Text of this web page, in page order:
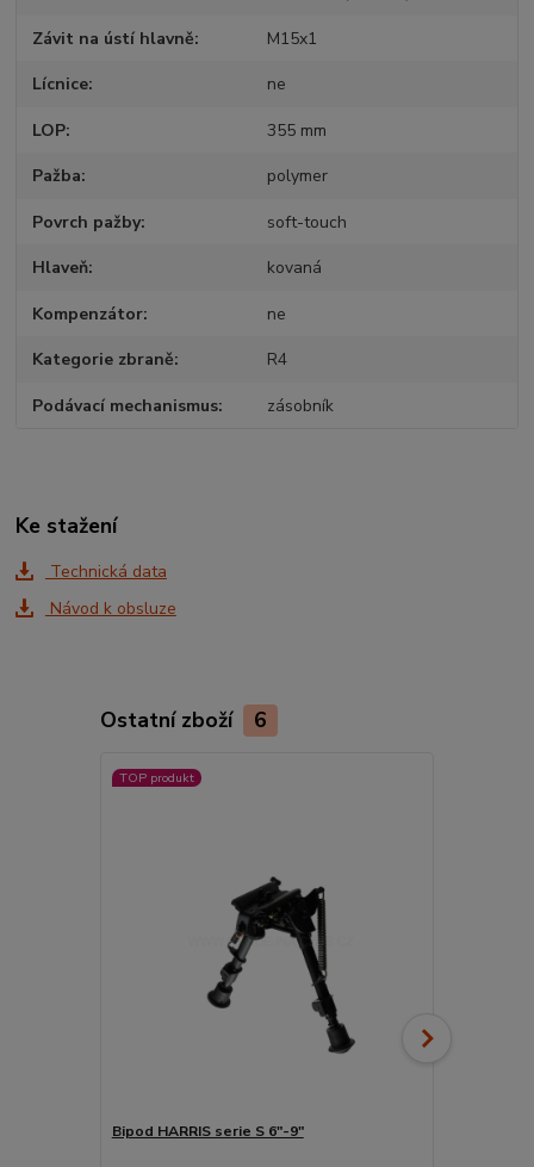
Závit na ústí hlavně M15x1
Lícnice ne
LOP 355 mm
Pažba polymer
Povrch pažby soft-touch
Hlaveň kovaná
Kompenzátor ne
Kategorie zbraně R4
Podávací mechanismus zásobník
Ke stažení
Technická data
Návod k obsluze
Ostatní zboží 6
TOP produkt
Bipod HARRIS serie S 6"-9"